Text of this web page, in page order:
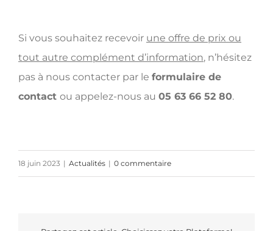
Si vous souhaitez recevoir une offre de prix ou
tout autre complément d’information, n’hésitez
pas à nous contacter par le formulaire de
contact ou appelez-nous au 05 63 66 52 80.
18 juin 2023 | Actualités | 0 commentaire